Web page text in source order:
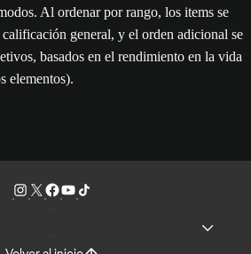
Al ordenar por rango, los items se
general, y el orden adicional se
basados en el rendimiento en la vida
elementos).